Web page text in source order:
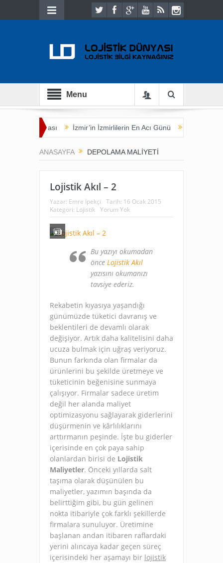
Menu
Buluşması İzmir’in İzmirlilerin En Acı Günü Yük Sahibi
ANASAYFA DEPOLAMA MALIYETI
Lojistik Akıl – 2
Yazar: Emre İpekçi Tarih: 16 Ocak 2015
Kategori: Lojistik Yorum Yok
Bu yazıyı okumadan
önce Lojistik Akıl
yazısını okumanızı
tavsiye ederiz.
Rekabetin kıyasıya yaşandığı
günümüzde tüketici davranış ve
beklentileri de devamlı olarak
değişiyor. Artık daha kalitelisini daha
ucuza bulmak için uğraş veriyoruz.
Bunun farkında olan firmalar da
ürünlerini bu şekilde üretmeye ve
tüketicinin beğenisine sunmaya
çalışıyor. Firmalar sadece üretim
değil her alanda maliyet
optimizasyonu sağlayarak giderlerini
düşürmenin ve kârlılıklarını
arttırmanın peşinde. İşte bu giderler
içerisinde en çok paya sahip
olanlardan birisi de Lojistik
Maliyetler. Önceki yıllarda salt
taşıma olarak düşünülen bu
maliyetler, yazımın başında da
belirttiğim gibi, bu gün gelinen
nokta itibariyle çok farklı şekillerde
firmalara sunuluyor. Üretimine
başlanan andan itibaren raflardaki
yerini alıncaya kadar geçen süreç
içerisindeki her aşamayı bir lojistik